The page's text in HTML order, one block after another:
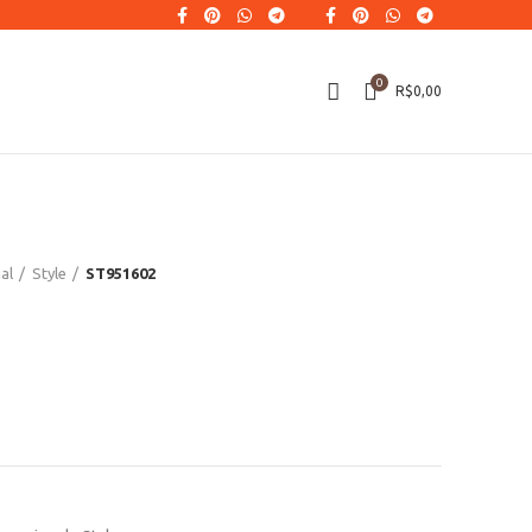
0
R$0,00
Style ST951602